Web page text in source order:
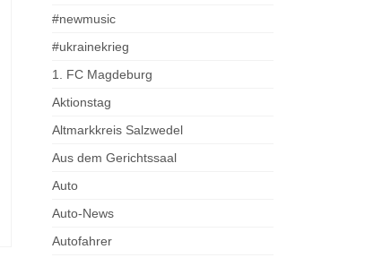
#newmusic
#ukrainekrieg
1. FC Magdeburg
Aktionstag
Altmarkkreis Salzwedel
Aus dem Gerichtssaal
Auto
Auto-News
Autofahrer